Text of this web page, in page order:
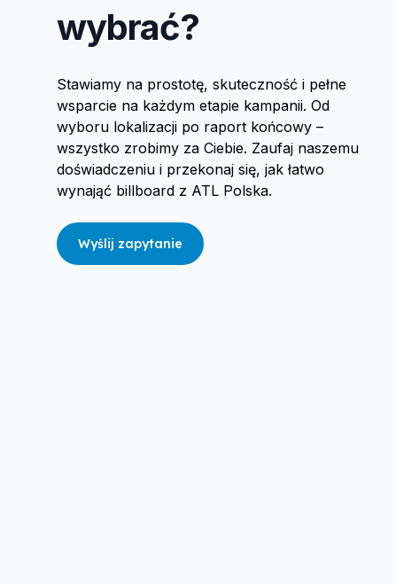
wybrać?
Stawiamy na prostotę, skuteczność i pełne
wsparcie na każdym etapie kampanii. Od
wyboru lokalizacji po raport końcowy –
wszystko zrobimy za Ciebie. Zaufaj naszemu
doświadczeniu i przekonaj się, jak łatwo
wynająć billboard z ATL Polska.
Wyślij zapytanie